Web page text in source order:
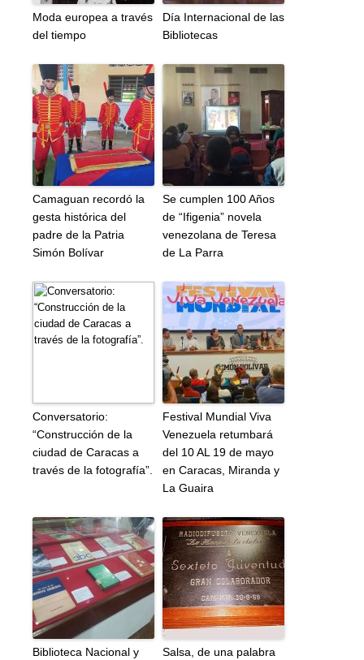
Moda europea a través
del tiempo
Día Internacional de las
Bibliotecas
Camaguan recordó la
gesta histórica del
padre de la Patria
Simón Bolívar
Se cumplen 100 Años
de “Ifigenia” novela
venezolana de Teresa
de La Parra
Conversatorio:
“Construcción de la
ciudad de Caracas a
través de la fotografía”.
Festival Mundial Viva
Venezuela retumbará
del 10 AL 19 de mayo
en Caracas, Miranda y
La Guaira
Biblioteca Nacional y Salsa, de una palabra